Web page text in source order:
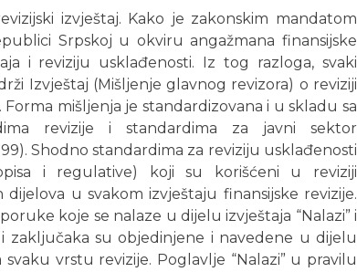
izvještaj. Kako je zakonskim mandatom
Srpskoj u okviru angažmana finansijske
i reviziju usklađenosti. Iz tog razloga, svaki
Izvještaj (Mišljenje glavnog revizora) o reviziji
mišljenja je standardizovana i u skladu sa
revizije i standardima za javni sektor
Shodno standardima za reviziju usklađenosti
i regulative) koji su korišćeni u reviziji
u svakom izvještaju finansijske revizije.
koje se nalaze u dijelu izvještaja “Nalazi” i
zaključaka su objedinjene i navedene u dijelu
vrstu revizije. Poglavlje “Nalazi” u pravilu